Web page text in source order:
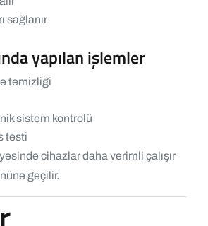
sağlanır
yapılan işlemler
temizliği
sistem kontrolü
testi
cihazlar daha verimli çalışır
geçilir.